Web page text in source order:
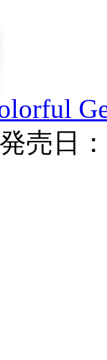
発売日